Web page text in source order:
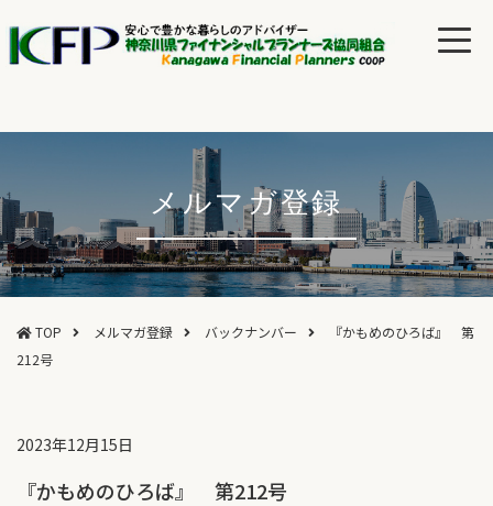
メルマガ登録
TOP メルマガ登録 バックナンバー
『かもめのひろば』 第
212号
2023年12月15日
『かもめのひろば』 第212号